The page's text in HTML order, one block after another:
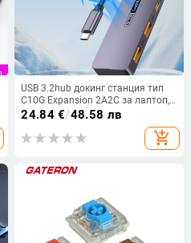
USB 3.2hub докинг станция тип
C10G Expansion 2A2C за лаптоп,
таблет, мобилен телефон,
24.84€/48.58 лв
add_shopping_cart